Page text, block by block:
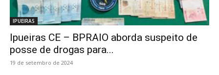
IPUEIRAS
Ipueiras CE – BPRAIO aborda suspeito de
posse de drogas para...
19 de setembro de 2024